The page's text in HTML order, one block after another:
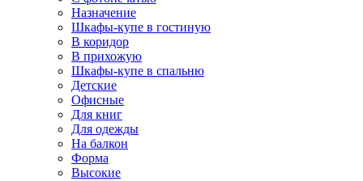
Назначение
Шкафы-купе в гостиную
В коридор
В прихожую
Шкафы-купе в спальню
Детские
Офисные
Для книг
Для одежды
На балкон
Форма
Высокие